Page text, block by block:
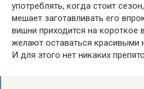
употреблять, когда стоит
мешает заготавливать его
вишни приходится на короткое
желают оставаться красивыми
И для этого нет никаких